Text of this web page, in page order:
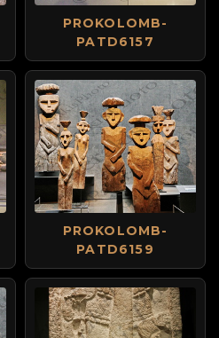
PROKOLOMB-
PATD6157
PROKOLOMB-
PATD6159